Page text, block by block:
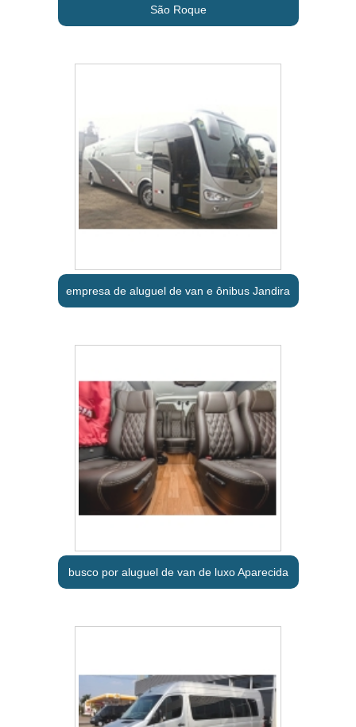
São Roque
empresa de aluguel de van e ônibus Jandira
busco por aluguel de van de luxo Aparecida